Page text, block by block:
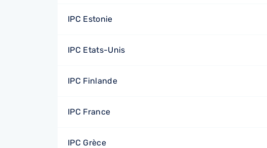
IPC Estonie
IPC Etats-Unis
IPC Finlande
IPC France
IPC Grèce